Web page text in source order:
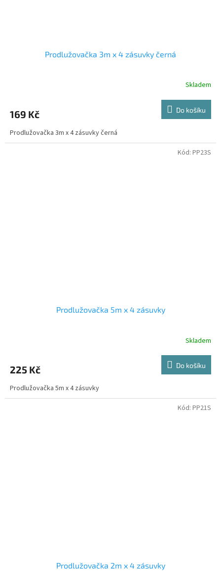
Prodlužovačka 3m x 4 zásuvky černá
Skladem
169 Kč Do košíku
Prodlužovačka 3m x 4 zásuvky černá
Prodlužovačka 5m x 4 zásuvky
Skladem
225 Kč Do košíku
Prodlužovačka 5m x 4 zásuvky
Kód: PP23S
Prodlužovačka 2m x 4 zásuvky
Kód: PP21S